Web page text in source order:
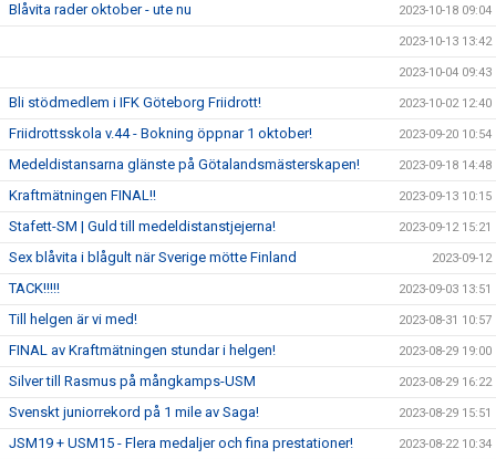
Blåvita rader oktober - ute nu 2023-10-18 09:04
2023-10-13 13:42
2023-10-04 09:43
Bli stödmedlem i IFK Göteborg Friidrott! 2023-10-02 12:40
Friidrottsskola v.44 - Bokning öppnar 1 oktober! 2023-09-20 10:54
Medeldistansarna glänste på Götalandsmästerskapen! 2023-09-18 14:48
Kraftmätningen FINAL!! 2023-09-13 10:15
Stafett-SM | Guld till medeldistanstjejerna! 2023-09-12 15:21
Sex blåvita i blågult när Sverige mötte Finland 2023-09-12
TACK!!!!! 2023-09-03 13:51
Till helgen är vi med! 2023-08-31 10:57
FINAL av Kraftmätningen stundar i helgen! 2023-08-29 19:00
Silver till Rasmus på mångkamps-USM 2023-08-29 16:22
Svenskt juniorrekord på 1 mile av Saga! 2023-08-29 15:51
JSM19 + USM15 - Flera medaljer och fina prestationer! 2023-08-22 10:34